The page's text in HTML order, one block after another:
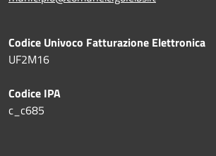
Codice Univoco Fatturazione Elettronica
UF2M16
Codice IPA
c_c685